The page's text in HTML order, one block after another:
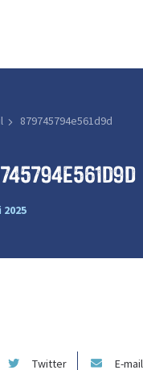
879745794e561d9d
2025
Twitter E-mail